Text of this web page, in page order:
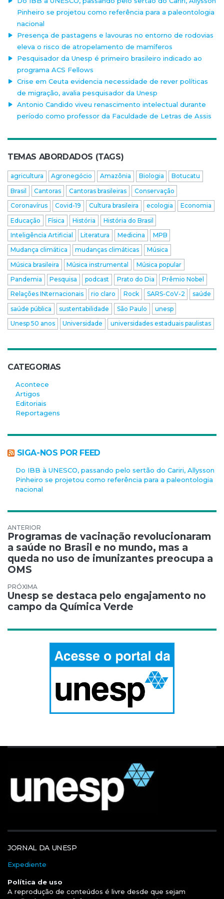
Pinheiro se projetou como referência para a paleontologia
nacional
Presença de pastagens e lavouras no entorno de rodovias
eleva o risco de atropelamento de mamíferos
Pesquisador da Unesp é primeiro brasileiro indicado ao
programa ACS Fellows
Crise em Ceuta evidencia necessidade de rever políticas
de migração, avalia pesquisador da Unesp
Antonio Candido viveu renascimento intelectual durante
período como professor da Faculdade de Letras de Assis
TEMAS ABORDADOS (TAGS)
agricultura Agronegócio Amazônia Biologia
Botucatu
Brasil
Cantoras Cantoras brasileiras
Conservação
Coronavírus
Covid-19 Cultura brasileira ecologia
Economia
Educação
Física História
História do Brasil
Inteligência Artificial
Literatura Medicina
MPB
Mudança climática
mudanças climáticas
Música
Música brasileira
Música instrumental
Música popular
Pandemia
Pesquisa podcast Prato do Dia
Prêmio Nobel
Relações INternacionais
rio claro Rock SARS-CoV-2
saúde
saúde pública
sustentabilidade São Paulo
unesp
Unesp 50 anos
Universidade universidades estaduais paulistas
CATEGORIAS
Acontece
Artigos
Editoriais
Reportagens
SIGA-NOS POR FEED
Do IBB à UNESCO, passando pelo sertão do Cariri, Allysson
Pinheiro se projetou como referência para a paleontologia
nacional
Navegação de Post
Programas de vacinação revolucionaram
a saúde no Brasil e no mundo, mas a
queda no uso de imunizantes preocupa a
OMS
Unesp se destaca pelo engajamento no
campo da Química Verde
JORNAL DA UNESP
Expediente
Política de uso
A reprodução de conteúdos é livre desde que sejam